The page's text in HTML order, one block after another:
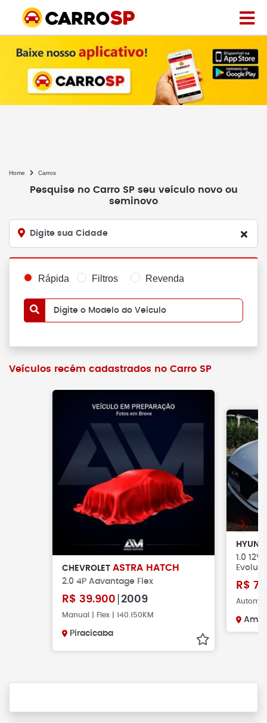
Home Carros
Pesquise no Carro SP seu veículo novo ou
seminovo
Digite sua Cidade
Rápida Filtros Revenda
Digite o Modelo do Veículo
Veículos recém cadastrados no Carro SP
CHEVROLET ASTRA HATCH
2.0 4P Advantage Flex
R$ 39.900 2009
Manual | Flex | 140.150KM
Piracicaba
1.0
R$